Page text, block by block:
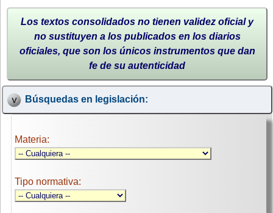
Los textos consolidados no tienen validez oficial y
no sustituyen a los publicados en los diarios
oficiales, que son los únicos instrumentos que dan
fe de su autenticidad
Búsquedas en legislación:
Materia:
Tipo normativa: